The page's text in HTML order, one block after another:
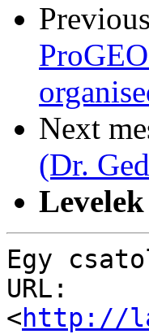
Next
(Dr.
Egy
URL:
<http://